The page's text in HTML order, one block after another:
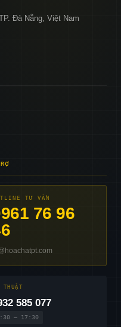
Đà Nẵng, Việt Nam
TƯ VẤN
76 96
THUẬT
585 077
– 17:30